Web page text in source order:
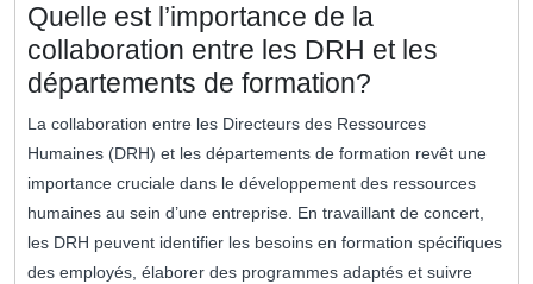
Quelle est l’importance de la
collaboration entre les DRH et les
départements de formation?
La collaboration entre les Directeurs des Ressources
Humaines (DRH) et les départements de formation revêt une
importance cruciale dans le développement des ressources
humaines au sein d’une entreprise. En travaillant de concert,
les DRH peuvent identifier les besoins en formation spécifiques
des employés, élaborer des programmes adaptés et suivre